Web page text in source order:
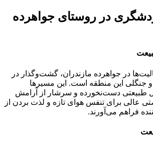
در روستای جواهرده
در جواهرده مازندران، گشت‌وگذار در
جنگلی این منطقه است. این مسیرها
دل طبیعتی دست‌نخورده و سرشار از آرامش
عالی برای تنفس هوای تازه و لذت بردن از
فراهم می‌آورند.